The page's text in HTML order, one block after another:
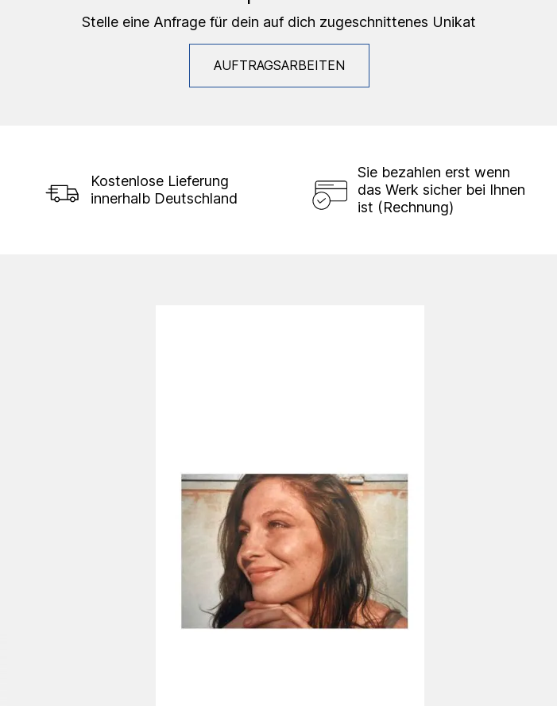
Stelle eine Anfrage für dein auf dich zugeschnittenes Unikat
AUFTRAGSARBEITEN
Kostenlose Lieferung
innerhalb Deutschland
Sie bezahlen erst wenn
das Werk sicher bei Ihnen
ist (Rechnung)